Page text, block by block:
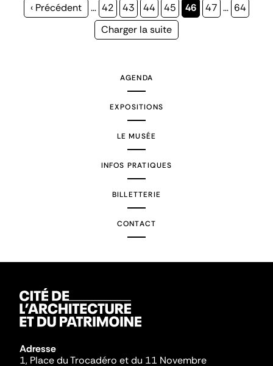
Page
‹ Précédent … Page
42 Page
43 Page
44 Page
45
Page
46 Page
47 … Page
64
Page
Charger la suite
AGENDA
EXPOSITIONS
LE MUSÉE
INFOS PRATIQUES
BILLETTERIE
CONTACT
Adresse
1, Place du Trocadéro et du 11 Novembre